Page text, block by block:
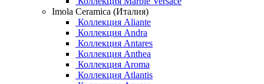
Imola Ceramica (Италия)
Коллекция Aliante
Коллекция Andra
Коллекция Antares
Коллекция Anthea
Коллекция Aroma
Коллекция Atlantis